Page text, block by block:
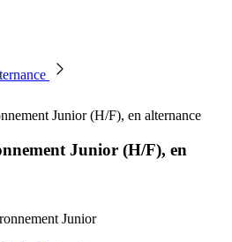
Junior (H/F), en alternance
Junior (H/F), en
Junior